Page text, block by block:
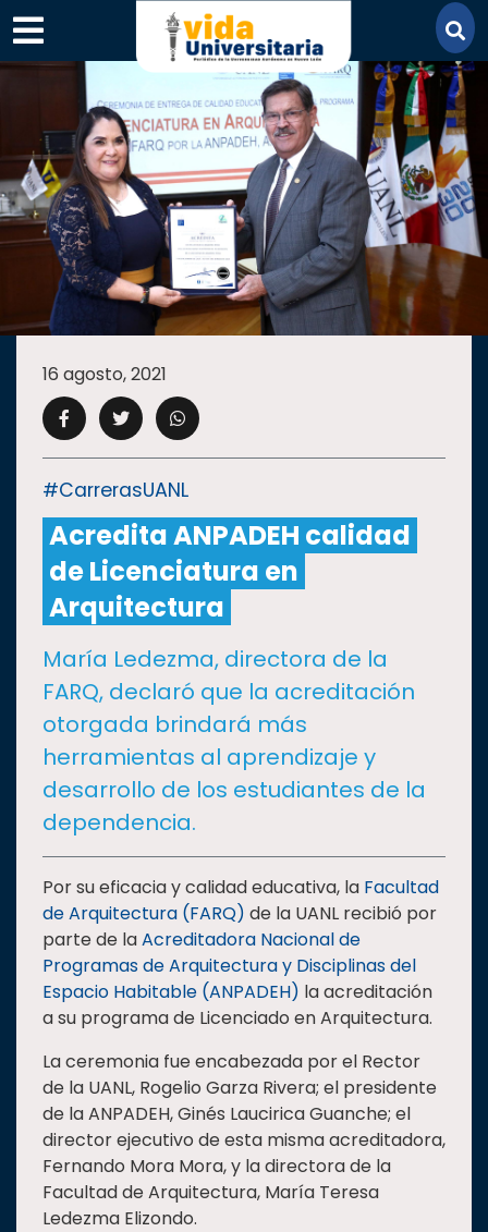
×
SECCIONES
ACADEMIA
CAMPUS UANL
CULTURA
DEPORTES
I+D+IEXPERTOS
SALUD
SUSTENTABILIDAD
TEMAS
Oferta
educativa
Estudiantes
Investigación
Internacionalización
Responsabilidad
social
Vinculación
16 agosto, 2021
#CarrerasUANL
Acredita ANPADEH calidad
de Licenciatura en
Arquitectura
María Ledezma, directora de la
FARQ, declaró que la acreditación
otorgada brindará más
herramientas al aprendizaje y
desarrollo de los estudiantes de la
dependencia.
Por su eficacia y calidad educativa, la Facultad
de Arquitectura (FARQ) de la UANL recibió por
parte de laAcreditadora Nacional de
Programas de Arquitectura y Disciplinas del
Espacio Habitable (ANPADEH) la acreditación
a su programa de Licenciado en Arquitectura.
La ceremonia fue encabezada por el Rector
de la UANL, Rogelio Garza Rivera; el presidente
de la ANPADEH, Ginés Laucirica Guanche; el
director ejecutivo de esta misma acreditadora,
Fernando Mora Mora, y la directora de la
Facultad de Arquitectura, María Teresa
Ledezma Elizondo.